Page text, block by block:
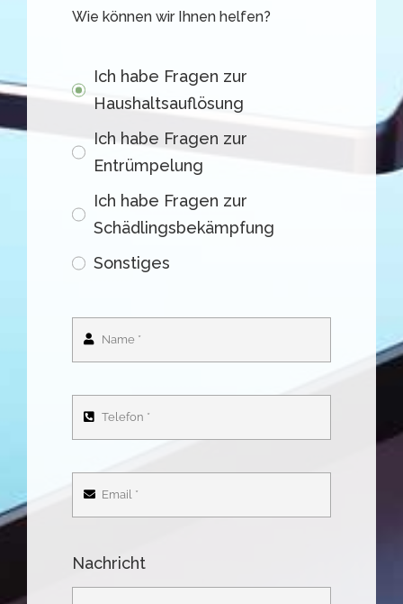
Wie können wir Ihnen helfen?
Ich habe Fragen zur
Haushaltsauflösung
Ich habe Fragen zur
Entrümpelung
Ich habe Fragen zur
Schädlingsbekämpfung
Sonstiges
Nachricht